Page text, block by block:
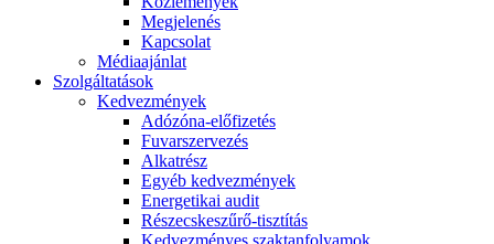
Megjelenés
Kapcsolat
Médiaajánlat
Szolgáltatások
Kedvezmények
Adózóna-előfizetés
Fuvarszervezés
Alkatrész
Egyéb kedvezmények
Energetikai audit
Részecskeszűrő-tisztítás
Kedvezményes szaktanfolyamok